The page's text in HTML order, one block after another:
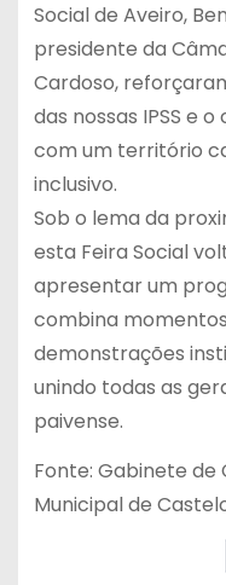
Social de Aveiro,
presidente da
Cardoso,
das nossas IPSS e
com um território
inclusivo.
Sob o lema da
esta Feira Social
apresentar um
combina
demonstrações
unindo todas as
paivense.
Fonte: Gabinete de
Municipal de